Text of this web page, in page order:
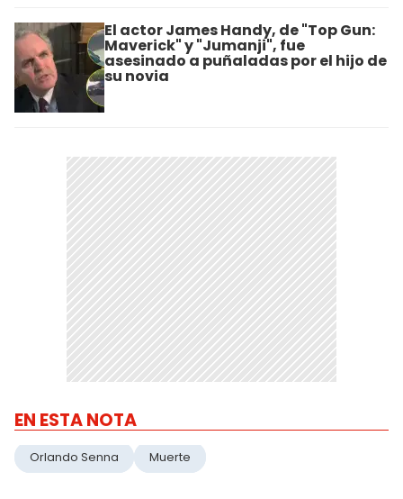
El actor James Handy, de "Top Gun:
Maverick" y "Jumanji", fue
asesinado a puñaladas por el hijo de
su novia
EN ESTA NOTA
Orlando Senna Muerte